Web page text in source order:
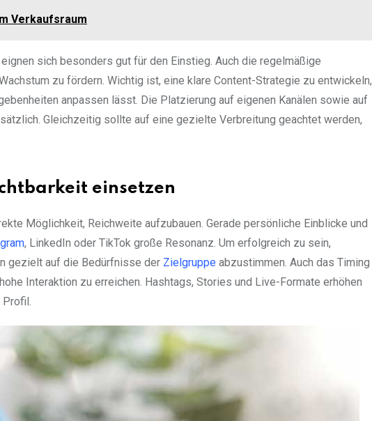
Verkaufsraum
sich besonders gut für den Einstieg. Auch die regelmäßige
zu fördern. Wichtig ist, eine klare Content-Strategie zu entwickeln,
anpassen lässt. Die Platzierung auf eigenen Kanälen sowie auf
Gleichzeitig sollte auf eine gezielte Verbreitung geachtet werden,
einsetzen
Möglichkeit, Reichweite aufzubauen. Gerade persönliche Einblicke und
, LinkedIn oder TikTok große Resonanz. Um erfolgreich zu sein,
gezielt auf die Bedürfnisse der Zielgruppe abzustimmen. Auch das Timing
Interaktion zu erreichen. Hashtags, Stories und Live-Formate erhöhen